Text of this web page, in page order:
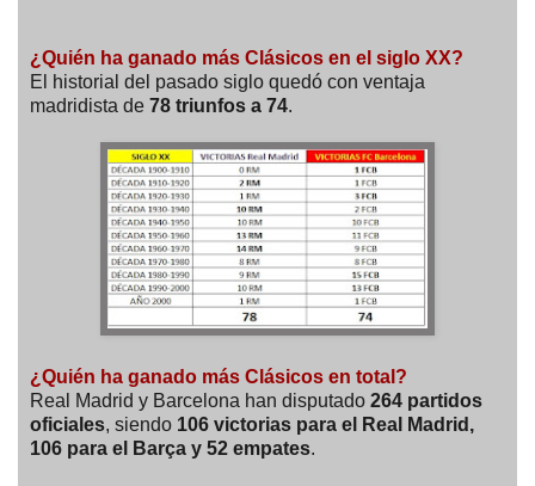
¿Quién ha ganado más Clásicos en el siglo XX?
El historial del pasado siglo quedó con ventaja
madridista de 78 triunfos a 74.
¿Quién ha ganado más Clásicos en total?
Real Madrid y Barcelona han disputado 264 partidos
oficiales, siendo 106 victorias para el Real Madrid,
106 para el Barça y 52 empates.